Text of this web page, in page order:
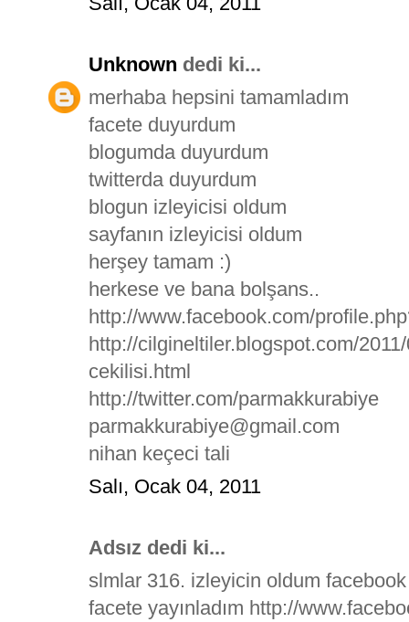
Unknown dedi ki...
merhaba hepsini tamamladım
facete duyurdum
blogumda duyurdum
twitterda duyurdum
blogun izleyicisi oldum
sayfanın izleyicisi oldum
herşey tamam :)
herkese ve bana bolşans..
http://www.facebook.com/
http://cilgineltiler.blogspot.com/
cekilisi.html
http://twitter.com/parmakkurabiye
parmakkurabiye@gmail.com
nihan keçeci tali
Salı, Ocak 04, 2011
Adsız dedi ki...
slmlar 316. izleyicin oldum facebook
facete yayınladım http://